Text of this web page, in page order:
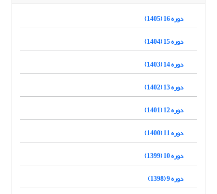
دوره 16 (1405)
دوره 15 (1404)
دوره 14 (1403)
دوره 13 (1402)
دوره 12 (1401)
دوره 11 (1400)
دوره 10 (1399)
دوره 9 (1398)